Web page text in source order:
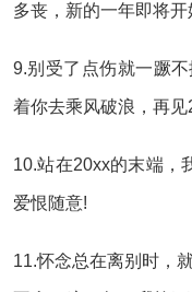
多丧，新的一年即将开
9.别受了点伤就一蹶
着你去乘风破浪，再见
10.站在20xx的末端，
爱恨随意!
11.怀念总在离别时，